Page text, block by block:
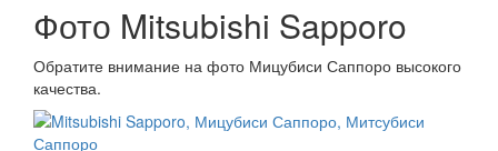
Фото Mitsubishi Sapporo
Обратите внимание на фото Мицубиси Саппоро высокого
качества.